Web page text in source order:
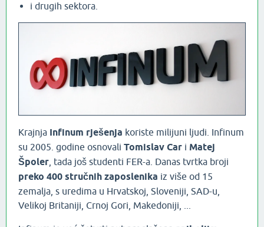
i drugih sektora.
Krajnja Infinum rješenja koriste milijuni ljudi. Infinum
su 2005. godine osnovali Tomislav Car i Matej
Špoler , tada još studenti FER-a. Danas tvrtka broji
preko 400 stručnih zaposlenika iz više od 15
zemalja, s uredima u Hrvatskoj, Sloveniji, SAD-u,
Velikoj Britaniji, Crnoj Gori, Makedoniji, ...